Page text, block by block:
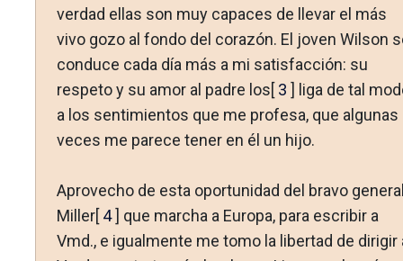
verdad ellas son muy capaces de llevar el más
vivo gozo al fondo del corazón. El joven Wilson
conduce cada día más a mi satisfacción: su
respeto y su amor al padre los[ 3 ] liga de tal
a los sentimientos que me profesa, que algunas
veces me parece tener en él un hijo.
Aprovecho de esta oportunidad del bravo
Miller[ 4] que marcha a Europa, para escribir a
Vmd., e igualmente me tomo la libertad de dirigir